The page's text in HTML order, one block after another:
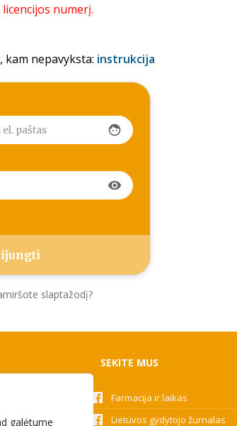
galėtume
numerį.
nepavyksta: instrukcija
face
visibility
slaptažodį?
SEKITE MUS
Farmacija ir laikas
Lietuvos gydytojo žurnalas